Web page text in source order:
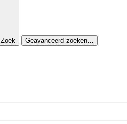
Zoek Geavanceerd zoeken…